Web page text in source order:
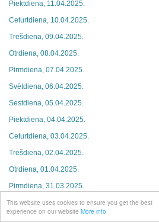
This website uses cookies to ensure you get the best
experience on our website More info
Piektdiena, 11.04.2025.
Ceturtdiena, 10.04.2025.
Trešdiena, 09.04.2025.
Otrdiena, 08.04.2025.
Pirmdiena, 07.04.2025.
Svētdiena, 06.04.2025.
Sestdiena, 05.04.2025.
Piektdiena, 04.04.2025.
Ceturtdiena, 03.04.2025.
Trešdiena, 02.04.2025.
Otrdiena, 01.04.2025.
Pirmdiena, 31.03.2025.
Svētdiena, 30.03.2025.